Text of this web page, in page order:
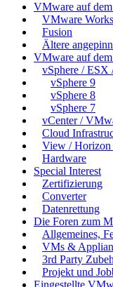
VMware auf
VMware
Fusion
Ältere
VMware auf
vSphere / ESX
vSphere 9
vSphere 8
vSphere 7
vCenter /
Cloud
View /
Hardware
Special Interest
Zertifizierung
Converter
Datenrettung
Die Foren zum
Allgemeines,
VMs &
3rd Party
Projekt und